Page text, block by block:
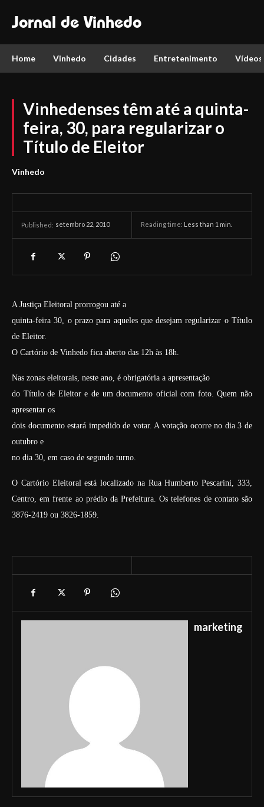
Jornal de Vinhedo
Home Vinhedo Cidades Entretenimento Vídeos
Vinhedenses têm até a quinta-
feira, 30, para regularizar o
Título de Eleitor
Vinhedo
Published: setembro 22, 2010 Reading time: Less than 1 min.
A Justiça Eleitoral prorrogou até a
quinta-feira 30, o prazo para aqueles que desejam regularizar o Título
de Eleitor.
O Cartório de Vinhedo fica aberto das 12h às 18h.
Nas zonas eleitorais, neste ano, é obrigatória a apresentação
do Título de Eleitor e de um documento oficial com foto. Quem não
apresentar os
dois documento estará impedido de votar. A votação ocorre no dia 3 de
outubro e
no dia 30, em caso de segundo turno.
O Cartório Eleitoral está localizado na Rua Humberto Pescarini, 333,
Centro, em frente ao prédio da Prefeitura. Os telefones de contato são
3876-2419 ou 3826-1859.
marketing